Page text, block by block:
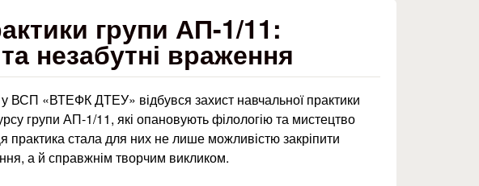
групи АП-1/11:
незабутні враження
ВСП «ВТЕФК ДТЕУ» відбувся захист навчальної практики
групи АП-1/11, які опановують філологію та мистецтво
практика стала для них не лише можливістю закріпити
а й справжнім творчим викликом.